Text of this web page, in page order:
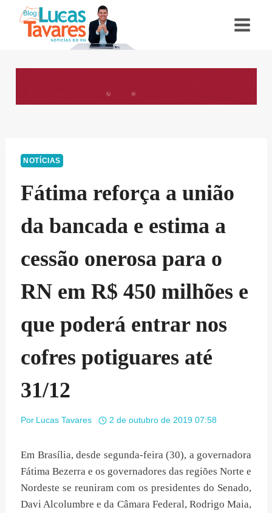
NOTÍCIAS
Fátima reforça a união
da bancada e estima a
cessão onerosa para o
RN em R$ 450 milhões e
que poderá entrar nos
cofres potiguares até
31/12
Por Lucas Tavares 2 de outubro de 2019 07:58
Em Brasília, desde segunda-feira (30), a governadora
Fátima Bezerra e os governadores das regiões Norte e
Nordeste se reuniram com os presidentes do Senado,
Davi Alcolumbre e da Câmara Federal, Rodrigo Maia,